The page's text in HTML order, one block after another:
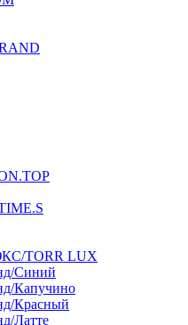
TORR LUX
Синий
Капучино
Красный
Латте